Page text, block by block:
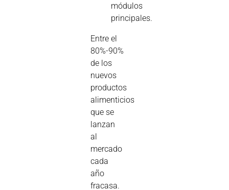
módulos
principales.
Entre el
80%-90%
de los
nuevos
productos
alimenticios
que se
lanzan
al
mercado
cada
año
fracasa.